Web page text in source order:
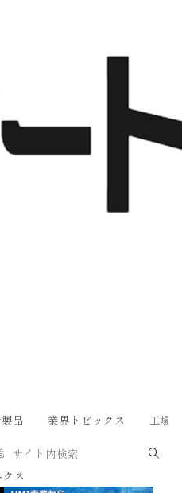
品 業界トピックス 工場
向がまとめて分かる！オートメ
ス